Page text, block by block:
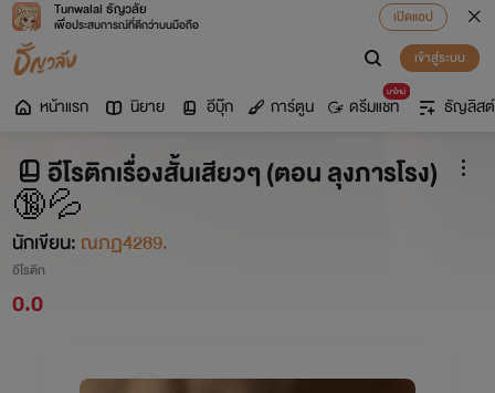
Tunwalai ธัญวลัย
เพื่อประสบการณ์ที่ดีกว่าบนมือถือ
เปิดแอป
เข้าสู่ระบบ
หน้าแรก นิยาย อีบุ๊ก การ์ตูน
มาใหม่
ดรีมแชท ธัญลิสต์
อีโรติกเรื่องสั้นเสียวๆ (ตอน ลุงภารโรง)
🔞💦
นักเขียน:ณภฏ4289.
อีโรติก
0.0